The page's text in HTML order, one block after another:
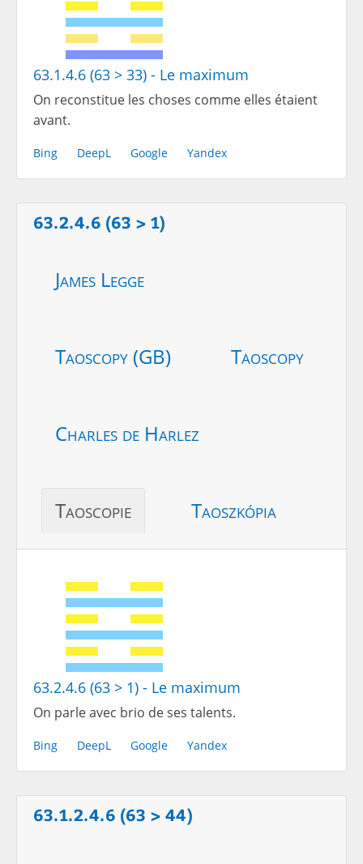
63.1.4.6 (63 > 33) - Le maximum
On reconstitue les choses comme elles étaient
avant.
Bing DeepL Google Yandex
63.2.4.6 (63 > 1)
James Legge
Taoscopy (GB) Taoscopy
Charles de Harlez
Taoscopie Taoszkópia
63.2.4.6 (63 > 1) - Le maximum
On parle avec brio de ses talents.
Bing DeepL Google Yandex
63.1.2.4.6 (63 > 44)